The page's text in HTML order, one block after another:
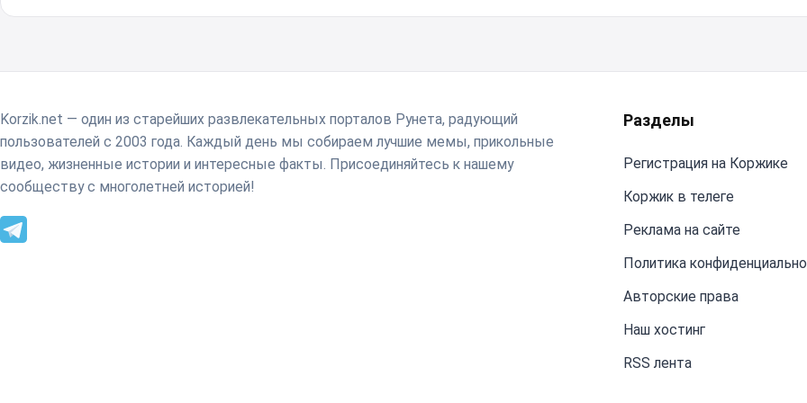
Korzik.net — один из старейших развлекательных порталов Рунета, радующий
пользователей с 2003 года. Каждый день мы собираем лучшие мемы, прикольные
видео, жизненные истории и интересные факты. Присоединяйтесь к нашему
сообществу с многолетней историей!
Разделы
Регистрация на Коржике
Коржик в телеге
Реклама на сайте
Политика
Авторские права
Наш хостинг
RSS лента